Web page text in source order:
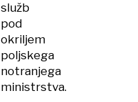
služb
pod
okriljem
poljskega
notranjega
ministrstva.